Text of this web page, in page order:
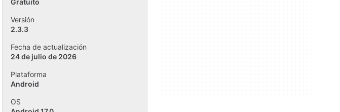
Gratuito
Versión
2.3.3
Fecha de actualización
24 de julio de 2026
Plataforma
Android
OS